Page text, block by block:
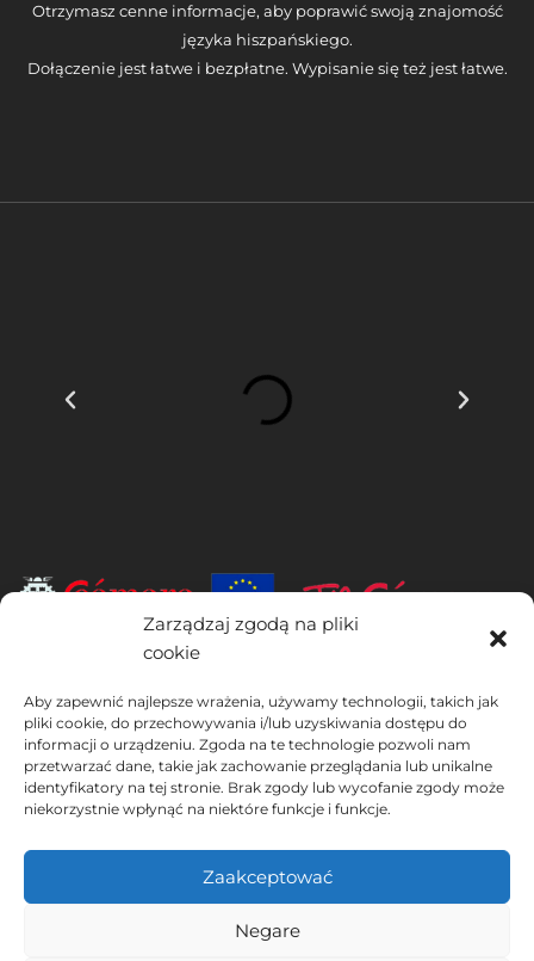
Zarządzaj zgodą na pliki
cookie
Aby zapewnić najlepsze wrażenia, używamy technologii, takich jak
pliki cookie, do przechowywania i/lub uzyskiwania dostępu do
informacji o urządzeniu. Zgoda na te technologie pozwoli nam
przetwarzać dane, takie jak zachowanie przeglądania lub unikalne
identyfikatory na tej stronie. Brak zgody lub wycofanie zgody może
niekorzystnie wpłynąć na niektóre funkcje i funkcje.
Zaakceptować
Negare
Otrzymasz cenne informacje, aby poprawić swoją znajomość
języka hiszpańskiego.
Dołączenie jest łatwe i bezpłatne. Wypisanie się też jest łatwe.
beneficjentem Europejskiego Funduszu Rozwoju Regionalnego,
którego celem jest rozwój wykorzystania i jakości technologii
informacyjno-komunikacyjnych oraz ich dostępności, dzięki czemu
wdrożył następujące rozwiązania: obecność w Internecie poprzez
swoją Stronie internetowej. Obecne działanie miało miejsce w 2020
roku. W tym celu zostało wsparte przez program TIC Cámaras, przez